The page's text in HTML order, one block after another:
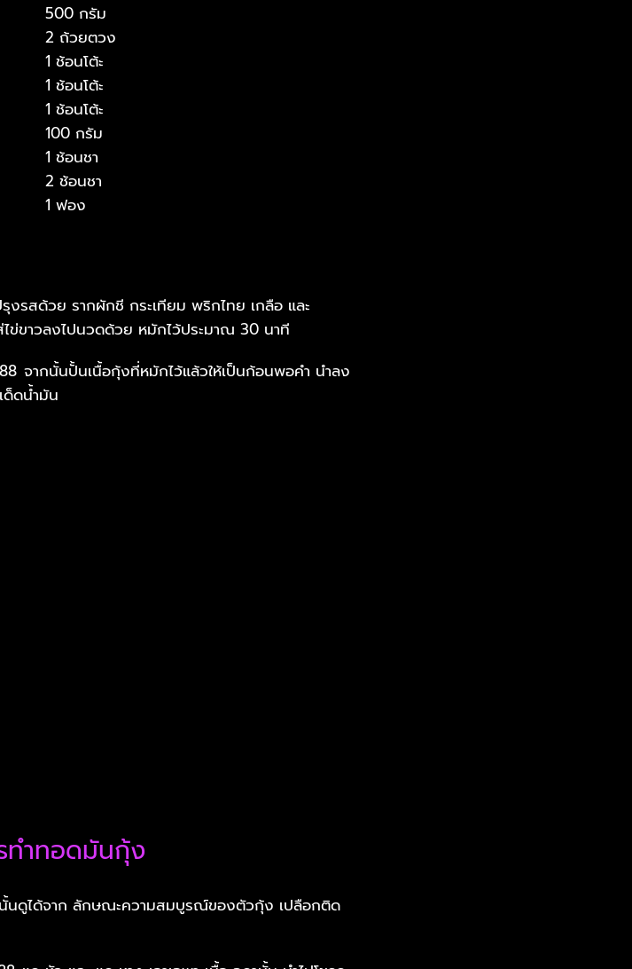
500 กรัม
2 ถ้วยตวง
1 ช้อนโต้ะ
1 ช้อนโต้ะ
1 ช้อนโต้ะ
100 กรัม
1 ช้อนชา
2 ช้อนชา
1 ฟอง
งรสด้วย รากผักชี กระเทียม พริกไทย เกลือ และ
ไข่ขาวลงไปนวดด้วย หมักไว้ประมาณ 30 นาที
จากนั้นปั้นเนื้อกุ้งที่หมักไว้แล้วให้เป็นก้อนพอคำ นำลง
ด็ดน้ำมัน
ทำทอดมันกุ้ง
นดูได้จาก ลักษณะความสมบูรณ์ของตัวกุ้ง เปลือกติด